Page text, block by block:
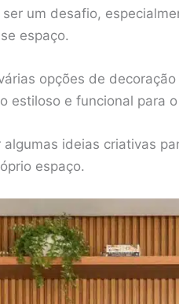
um desafio,
espaço.
opções de
estiloso e funcional para
ideias criativas
espaço.